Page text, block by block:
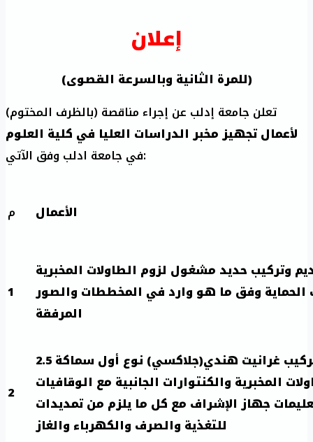
إعلان
(للمرة الثانية وبالسرعة القصوى)
تعلن جامعة إدلب عن إجراء مناقصة (بالظرف المختوم)
لأعمال تجهيز مخبر الدراسات العليا في كلية العلوم
في جامعة ادلب وفق الآتي:
م الأعمال
1
وتركيب حديد مشغول لزوم الطاولات المخبرية
الحماية وفق ما هو وارد في المخططات والصور
المرفقة
2
تقديم وتركيب غرانيت هندي(جلاكسي) نوع أول سماكة 2.5
المخبرية والكنتوارات الجانبية مع الوقافيات
جهاز الإشراف مع كل ما يلزم من تمديدات
للتغذية والصرف والكهرباء والغاز